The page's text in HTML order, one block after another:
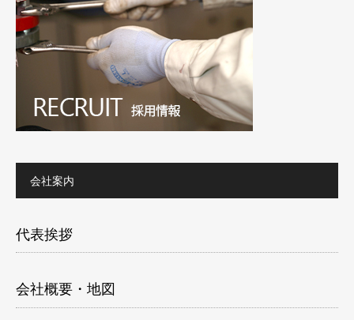
会社案内
代表挨拶
会社概要・地図